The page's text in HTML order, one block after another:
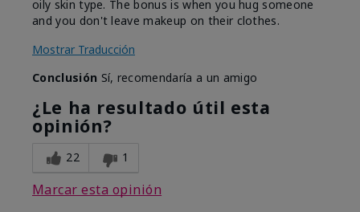
oily skin type. The bonus is when you hug someone
and you don't leave makeup on their clothes.
Mostrar Traducción
Conclusión Sí, recomendaría a un amigo
¿Le ha resultado útil esta
opinión?
22 1
Marcar esta opinión